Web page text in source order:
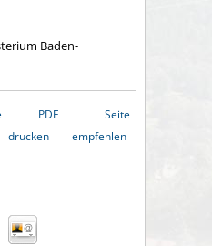
Baden-
PDF
drucken
Seite
empfehlen